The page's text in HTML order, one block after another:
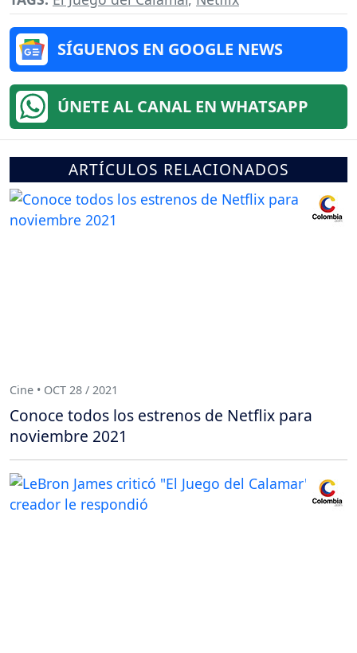
SÍGUENOS EN GOOGLE NEWS
ÚNETE AL CANAL EN WHATSAPP
ARTÍCULOS RELACIONADOS
Cine • OCT 28 / 2021
Conoce todos los estrenos de Netflix para
noviembre 2021